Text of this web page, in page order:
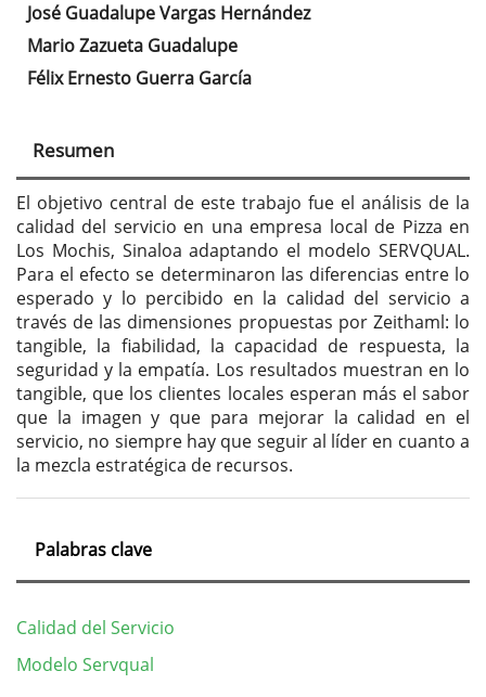
Contenido
principal
artículo
José Guadalupe Vargas Hernández
Mario Zazueta Guadalupe
Félix Ernesto Guerra García
Resumen
El objetivo central de este trabajo fue el análisis de la
calidad del servicio en una empresa local de Pizza en
Los Mochis, Sinaloa adaptando el modelo SERVQUAL.
Para el efecto se determinaron las diferencias entre lo
esperado y lo percibido en la calidad del servicio a
través de las dimensiones propuestas por Zeithaml: lo
tangible, la fiabilidad, la capacidad de respuesta, la
seguridad y la empatía. Los resultados muestran en lo
tangible, que los clientes locales esperan más el sabor
que la imagen y que para mejorar la calidad en el
servicio, no siempre hay que seguir al líder en cuanto a
la mezcla estratégica de recursos.
Palabras clave
Calidad del Servicio
Modelo Servqual